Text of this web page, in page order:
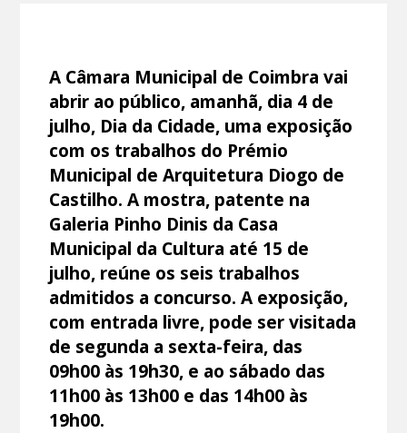
A Câmara Municipal de Coimbra vai
abrir ao público, amanhã, dia 4 de
julho, Dia da Cidade, uma exposição
com os trabalhos do Prémio
Municipal de Arquitetura Diogo de
Castilho. A mostra, patente na
Galeria Pinho Dinis da Casa
Municipal da Cultura até 15 de
julho, reúne os seis trabalhos
admitidos a concurso. A exposição,
com entrada livre, pode ser visitada
de segunda a sexta-feira, das
09h00 às 19h30, e ao sábado das
11h00 às 13h00 e das 14h00 às
19h00.